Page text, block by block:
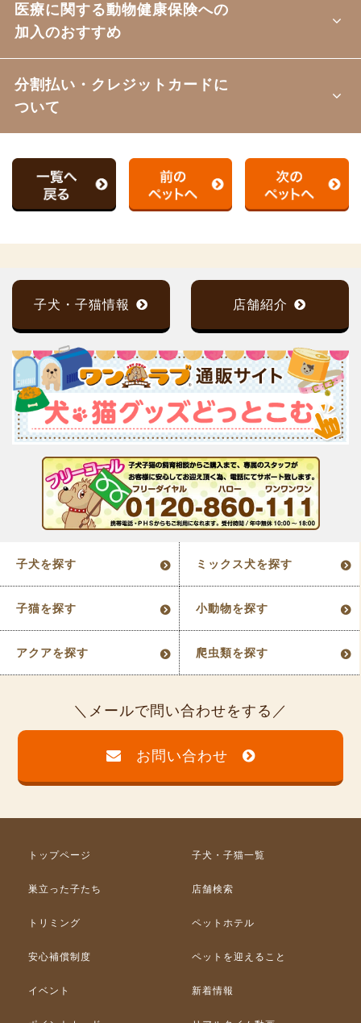
医療に関する動物健康保険への
加入のおすすめ
分割払い・クレジットカードに
ついて
子犬・子猫情報 店舗紹介
子犬を探す ミックス犬を探す
子猫を探す 小動物を探す
アクアを探す 爬虫類を探す
メールで問い合わせをする
お問い合わせ
トップページ 子犬・子猫一覧
巣立った子たち 店舗検索
トリミング ペットホテル
安心補償制度 ペットを迎えること
イベント 新着情報